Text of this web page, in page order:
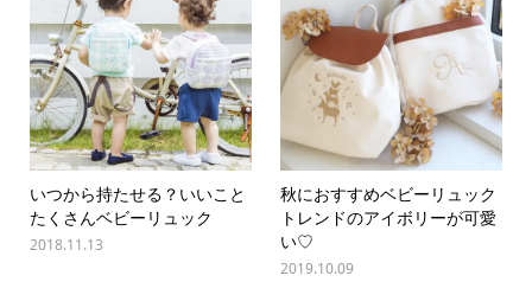
いつから持たせる？いいこと
たくさんベビーリュック
2018.11.13
秋におすすめベビーリュック
トレンドのアイボリーが可愛
い♡
2019.10.09